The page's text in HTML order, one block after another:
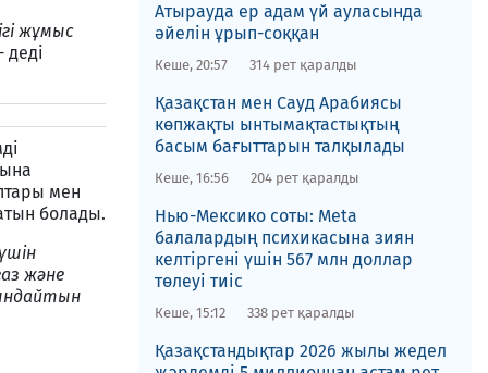
жұмыс
деді
мен
болады.
және
Атырауда ер адам үй ауласында
әйелін ұрып-соққан
Кеше, 20:57 314 рет қаралды
Қазақстан мен Сауд Арабиясы
көпжақты ынтымақтастықтың
басым бағыттарын талқылады
Кеше, 16:56 204 рет қаралды
Нью-Мексико соты​: Meta
балалардың психикасына зиян
келтіргені үшін 567 млн доллар
төлеуі тиіс
Кеше, 15:12 338 рет қаралды
Қазақстандықтар 2026 жылы жедел